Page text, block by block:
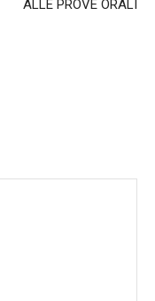
ALLE PROVE ORALI